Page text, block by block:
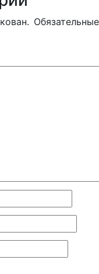
Обязательные